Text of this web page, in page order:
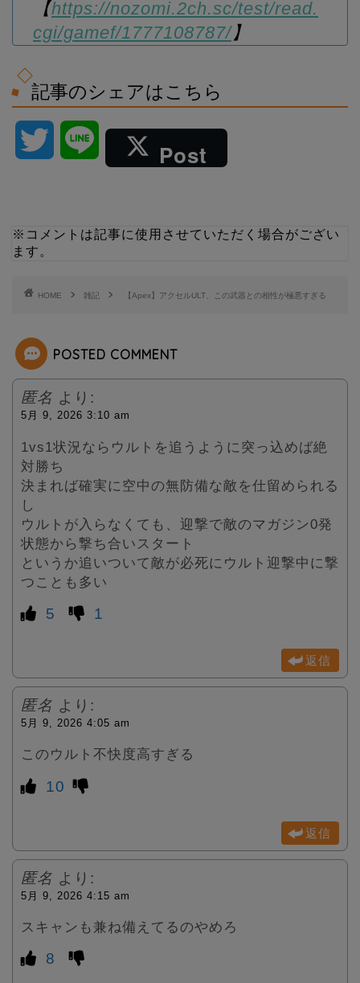
【https://nozomi.2ch.sc/test/read.
cgi/gamef/1777108787/】
記事のシェアはこちら
t
Post
※コメントは記事に使用させていただく場合がござい
ます。
HOME 雑記 【Apex】アクセルULT、この武器との相性が極悪すぎる
POSTED COMMENT
匿名 より:
5月 9, 2026 3:10 am
1vs1状況ならウルトを追うように突っ込めば絶
対勝ち
決まれば確実に空中の無防備な敵を仕留められる
し
ウルトが入らなくても、迎撃で敵のマガジン0発
状態から撃ち合いスタート
というか追いついて敵が必死にウルト迎撃中に撃
つことも多い
5 1
返信
匿名 より:
5月 9, 2026 4:05 am
このウルト不快度高すぎる
10
返信
匿名 より:
5月 9, 2026 4:15 am
スキャンも兼ね備えてるのやめろ
8